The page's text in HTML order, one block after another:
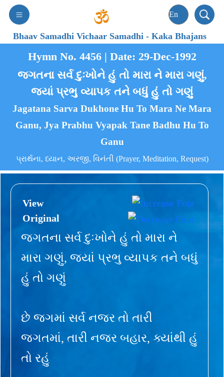
Bhaav Samadhi Vichaar Samadhi-Kaka Bhajans
Hymn No. 4456 | Date: 29-Dec-1992
જગતના સર્વ દુઃખોને હું તો મારા ને મારા ગણું,
જ્યાં પ્રભુ વ્યાપક તને બધું હું તો ગણું
Jagatana Sarva Dukhone Hu To Mara Ne Mara
Ganu, Jya Prabhu Vyapak Tane Badhu Hu To
Ganu
પ્રાર્થના, ધ્યાન, અરજી, વિનંતી (Prayer, Meditation, Request)
View
Original
જગતના સર્વ દુઃખોને હું તો મારા ને
મારા ગણું, જ્યાં પ્રભુ વ્યાપક તને બધું
હું તો ગણું
છે જગમાં સર્વ નજર તો તારી
જગતમાં, તારી નજર બહાર, ક્યાંથી હું
તો રહું